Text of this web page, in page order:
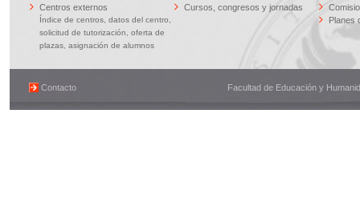
Centros externos
Índice de centros, datos del centro,
solicitud de tutorización, oferta de
plazas, asignación de alumnos
Cursos, congresos y jornadas
Planes
Contacto Facultad de Educación y